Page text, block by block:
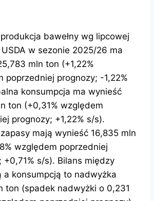
bawełny wg lipcowej
w sezonie 2025/26 ma
mln ton (+1,22%
poprzedniej prognozy; -1,22%
konsumpcja ma wynieść
ton (+0,31% względem
prognozy; +1,22% s/s).
mają wynieść 16,835 mln
względem poprzedniej
+0,71% s/s). Bilans między
a konsumpcją to nadwyżka
ton (spadek nadwyżki o 0,231